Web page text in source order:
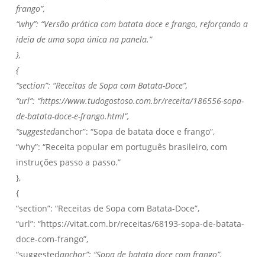
frango”,
“why”: “Versão prática com batata doce e frango, reforçando a
ideia de uma sopa única na panela.”
},
{
“section”: “Receitas de Sopa com Batata-Doce”,
“url”: “https://www.tudogostoso.com.br/receita/186556-sopa-
de-batata-doce-e-frango.html”,
“suggestedanchor”: “Sopa de batata doce e frango”,
“why”: “Receita popular em português brasileiro, com
instruções passo a passo.”
},
{
“section”: “Receitas de Sopa com Batata-Doce”,
“url”: “https://vitat.com.br/receitas/68193-sopa-de-batata-
doce-com-frango”,
“suggestedanchor”: “Sopa de batata doce com frango”,